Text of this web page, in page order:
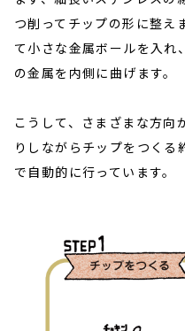
つ削ってチップの形に整え
て小さな金属ボールを入れ
の金属を内側に曲げます。
こうして、さまざまな方向
りしながらチップをつく
で自動的に行っています。